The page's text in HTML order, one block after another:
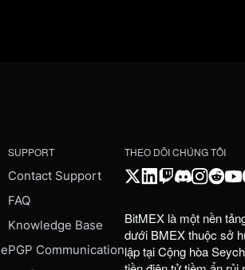
SUPPORT
Contact Support
FAQ
Knowledge Base
PGP Communication
THEO DÕI CHÚNG TÔI
BitMEX là một nền
dưới BMEX thuộc sở
lập tại Cộng hòa